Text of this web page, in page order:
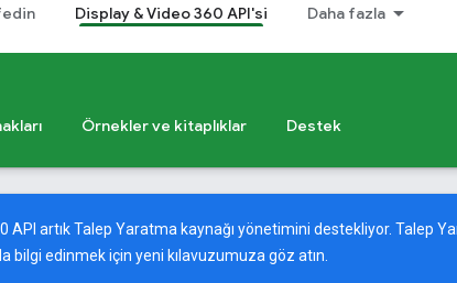
Display & Video 360 API'si Daha fazla
Örnekler ve kitaplıklar Destek
API artık Talep Yaratma kaynağı yönetimini destekliyor. Talep
bilgi edinmek için yeni kılavuzumuza göz atın.